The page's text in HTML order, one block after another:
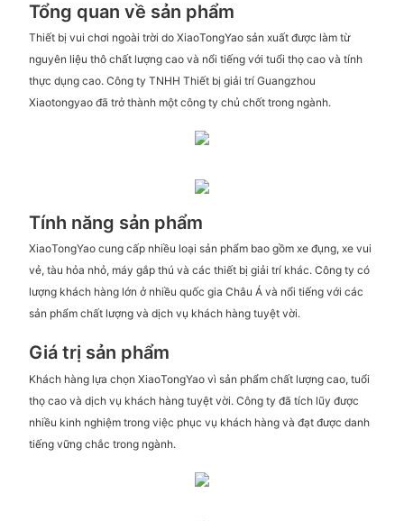
Tổng quan về sản phẩm
Thiết bị vui chơi ngoài trời do XiaoTongYao sản xuất được làm từ
nguyên liệu thô chất lượng cao và nổi tiếng với tuổi thọ cao và tính
thực dụng cao. Công ty TNHH Thiết bị giải trí Guangzhou
Xiaotongyao đã trở thành một công ty chủ chốt trong ngành.
Tính năng sản phẩm
XiaoTongYao cung cấp nhiều loại sản phẩm bao gồm xe đụng, xe vui
vẻ, tàu hỏa nhỏ, máy gắp thú và các thiết bị giải trí khác. Công ty có
lượng khách hàng lớn ở nhiều quốc gia Châu Á và nổi tiếng với các
sản phẩm chất lượng và dịch vụ khách hàng tuyệt vời.
Giá trị sản phẩm
Khách hàng lựa chọn XiaoTongYao vì sản phẩm chất lượng cao, tuổi
thọ cao và dịch vụ khách hàng tuyệt vời. Công ty đã tích lũy được
nhiều kinh nghiệm trong việc phục vụ khách hàng và đạt được danh
tiếng vững chắc trong ngành.